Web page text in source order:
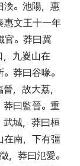
渙。 池陽， 惠
惠文王十一年
官。 莽曰冀
， 九嵏山在
。 莽曰谷喙。
晉， 故大荔，
莽曰監晉。 重
武城， 莽曰桓
在南， 下有彊
徵， 莽曰氾愛。